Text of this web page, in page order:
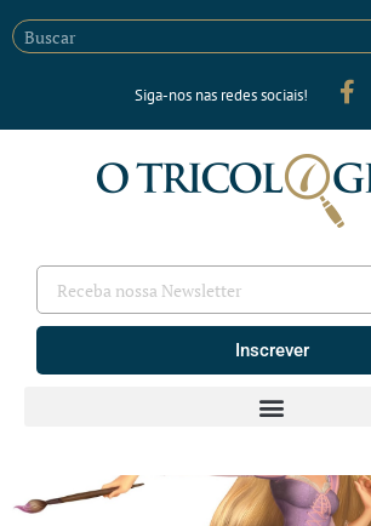
Siga-nos nas redes sociais!
Inscrever